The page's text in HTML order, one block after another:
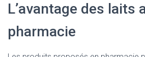
L’avantage des laits
pharmacie